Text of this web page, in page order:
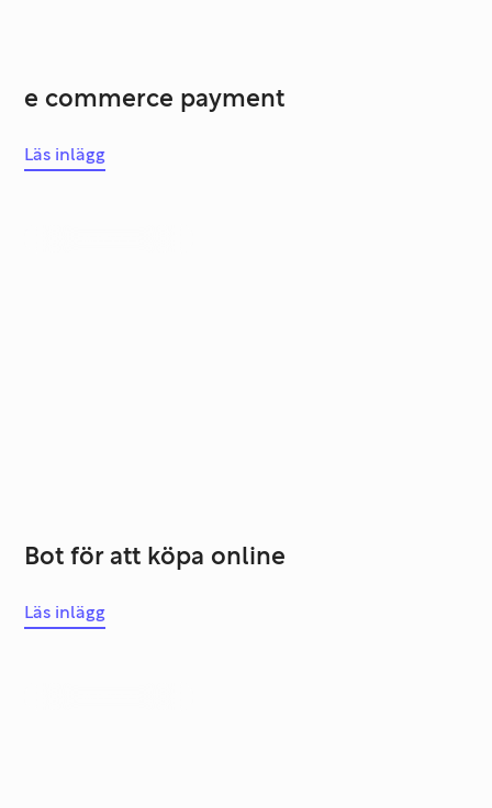
e commerce payment
Läs inlägg
Bot för att köpa online
Läs inlägg